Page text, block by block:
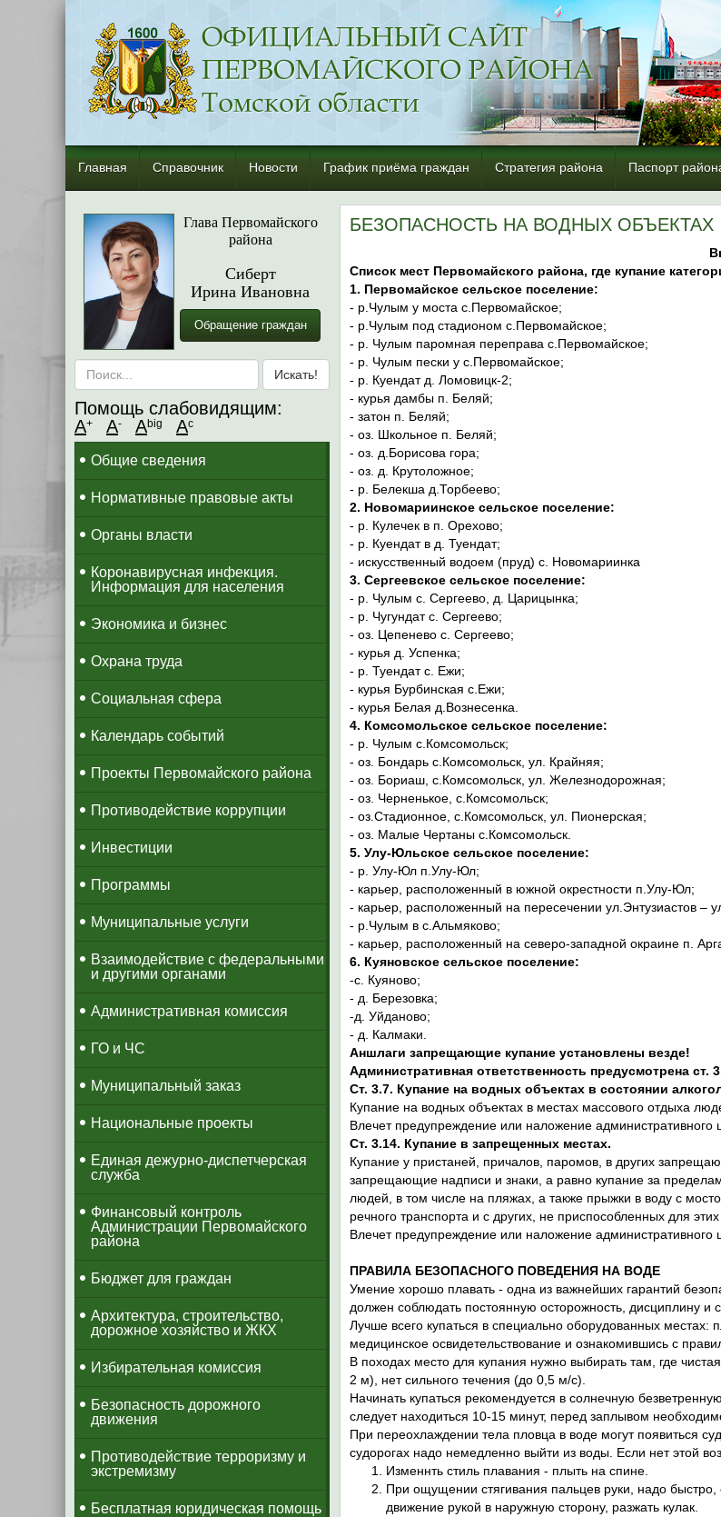
Главная Справочник Новости График приёма граждан Стратегия района Паспорт
Глава Первомайского
района
Сиберт
Ирина Ивановна
Обращение граждан
Помощь слабовидящим:
A+ A- Abig Ac
Общие сведения
Нормативные правовые акты
Органы власти
Коронавирусная инфекция.
Информация для населения
Экономика и бизнес
Охрана труда
Социальная сфера
Календарь событий
Проекты Первомайского района
Противодействие коррупции
Инвестиции
Программы
Муниципальные услуги
Взаимодействие с федеральными
и другими органами
Административная комиссия
ГО и ЧС
Муниципальный заказ
Национальные проекты
​Единая дежурно-диспетчерская
служба
​Финансовый контроль
Администрации Первомайского
района
Бюджет для граждан
Архитектура, строительство,
дорожное хозяйство и ЖКХ
Избирательная комиссия
Безопасность дорожного
движения
Противодействие терроризму и
экстремизму
Бесплатная юридическая помощь
БЕЗОПАСНОСТЬ НА ВОДНЫХ ОБЪЕКТАХ
Список мест Первомайского района, где купание
1. Первомайское сельское поселение:
- р.Чулым у моста с.Первомайское;
- р.Чулым под стадионом с.Первомайское;
- р. Чулым паромная переправа с.Первомайское;
- р. Чулым пески у с.Первомайское;
- р. Куендат д. Ломовицк-2;
- курья дамбы п. Беляй;
- затон п. Беляй;
- оз. Школьное п. Беляй;
- оз. д.Борисова гора;
- оз. д. Крутоложное;
- р. Белекша д.Торбеево;
2. Новомариинское сельское поселение:
- р. Кулечек в п. Орехово;
- р. Куендат в д. Туендат;
- искусственный водоем (пруд) с. Новомариинка
3. Сергеевское сельское поселение:
- р. Чулым с. Сергеево, д. Царицынка;
- р. Чугундат с. Сергеево;
- оз. Цепенево с. Сергеево;
- курья д. Успенка;
- р. Туендат с. Ежи;
- курья Бурбинская с.Ежи;
- курья Белая д.Вознесенка.
4. Комсомольское сельское поселение:
- р. Чулым с.Комсомольск;
- оз. Бондарь с.Комсомольск, ул. Крайняя;
- оз. Бориаш, с.Комсомольск, ул. Железнодорожная;
- оз. Черненькое, с.Комсомольск;
- оз.Стадионное, с.Комсомольск, ул. Пионерская;
- оз. Малые Чертаны с.Комсомольск.
5. Улу-Юльское сельское поселение:
- р. Улу-Юл п.Улу-Юл;
- карьер, расположенный в южной окрестности п.Улу-Юл;
- карьер, расположенный на пересечении ул.Энтузиастов –
- р.Чулым в с.Альмяково;
- карьер, расположенный на северо-западной окраине п.
6. Куяновское сельское поселение:
-с. Куяново;
- д. Березовка;
-д. Уйданово;
- д. Калмаки.
Аншлаги запрещающие купание установлены везде!
Административная ответственность предусмотрена ст.
Ст. 3.7. Купание на водных объектах в состоянии
Купание на водных объектах в местах массового отдыха
Влечет предупреждение или наложение
Ст. 3.14. Купание в запрещенных местах.
Купание у пристаней, причалов, паромов, в других
запрещающие надписи и знаки, а равно купание за
людей, в том числе на пляжах, а также прыжки в воду с
речного транспорта и с других, не приспособленных для
Влечет предупреждение или наложение
ПРАВИЛА БЕЗОПАСНОГО ПОВЕДЕНИЯ НА ВОДЕ
Умение хорошо плавать - одна из важнейших гарантий
должен соблюдать постоянную осторожность, дисциплину и
Лучше всего купаться в специально оборудованных местах:
медицинское освидетельствование и ознакомившись с
В походах место для купания нужно выбирать там, где
2 м), нет сильного течения (до 0,5 м/с).
Начинать купаться рекомендуется в солнечную
следует находиться 10-15 минут, перед заплывом
При переохлаждении тела пловца в воде могут появиться
судорогах надо немедленно выйти из воды. Если нет этой
Изменнть стиль плавания - плыть на спине.
При ощущении стягивания пальцев руки, надо быстро,
движение рукой в наружную сторону, разжать кулак.